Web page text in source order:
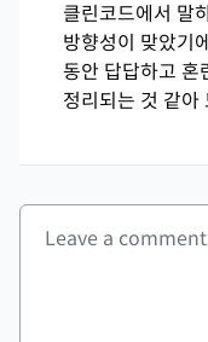
클린코드에서 말
방향성이 맞았기
동안 답답하고 혼
정리되는 것 같아